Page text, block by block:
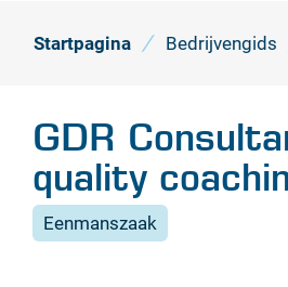
Startpagina Bedrijvengids
GDR
quality
Eenmanszaak